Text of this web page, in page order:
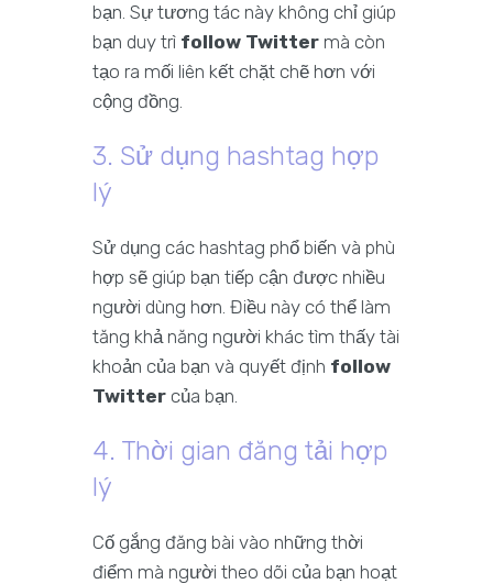
bạn. Sự tương tác này không chỉ giúp
bạn duy trì follow Twitter mà còn
tạo ra mối liên kết chặt chẽ hơn với
cộng đồng.
3. Sử dụng hashtag hợp
lý
Sử dụng các hashtag phổ biến và phù
hợp sẽ giúp bạn tiếp cận được nhiều
người dùng hơn. Điều này có thể làm
tăng khả năng người khác tìm thấy tài
khoản của bạn và quyết định follow
Twitter của bạn.
4. Thời gian đăng tải hợp
lý
Cố gắng đăng bài vào những thời
điểm mà người theo dõi của bạn hoạt